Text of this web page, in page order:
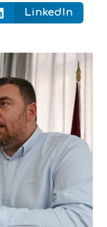
LinkedIn